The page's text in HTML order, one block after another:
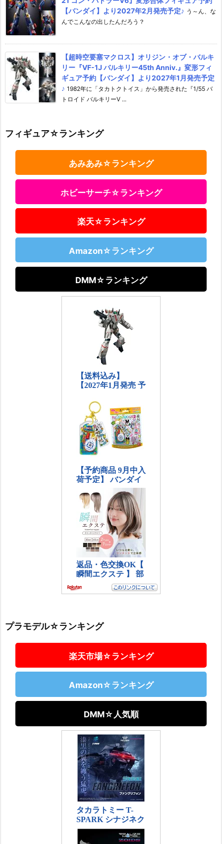
【バンダイ】より2027年2月発売予定♪ う～ん、な
んでこんなの出したんだろう？
【超時空要塞マクロス】オリジン・オブ・バルキ
リー『VF-1J バルキリー45th Anniv.』変形フィ
ギュア予約【バンダイ】より2027年1月発売予定
♪ 1982年に「タカトクトイス」から発売された『1/55 バ
トロイド バルキリーV ...
フィギュア☆ランキング
あみあみ☆ランキング
ホビーサーチ☆ランキング
楽天☆ランキング
Amazon☆ランキング
DMM☆ランキング
プラモデル☆ランキング
楽天市場☆ランキング
Amazon☆ランキング
DMM☆人気順